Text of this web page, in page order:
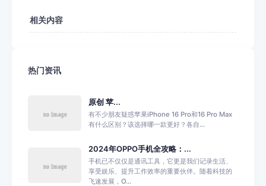
相关内容
热门资讯
原创 苹...
有不少朋友疑惑苹果iPhone 16 Pro和16 Pro Max
有什么区别？该选择哪一款更好？各自...
2024年OPPO手机全攻略：...
手机已不仅仅是通讯工具，它更是我们记录生活、
享受娱乐、提升工作效率的重要伙伴。随着科技的
飞速发展，O...